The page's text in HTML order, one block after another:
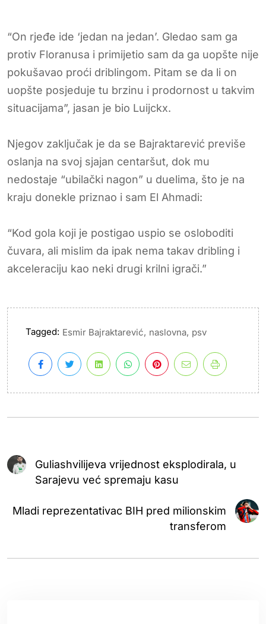
“On rjeđe ide ‘jedan na jedan’. Gledao sam ga
protiv Floranusa i primijetio sam da ga uopšte nije
pokušavao proći driblingom. Pitam se da li on
uopšte posjeduje tu brzinu i prodornost u takvim
situacijama”, jasan je bio Luijckx.
Njegov zaključak je da se Bajraktarević previše
oslanja na svoj sjajan centaršut, dok mu
nedostaje “ubilački nagon” u duelima, što je na
kraju donekle priznao i sam El Ahmadi:
“Kod gola koji je postigao uspio se osloboditi
čuvara, ali mislim da ipak nema takav dribling i
akceleraciju kao neki drugi krilni igrači.”
Tagged: Esmir Bajraktarević, naslovna, psv
Guliashvilijeva vrijednost eksplodirala, u
Sarajevu već spremaju kasu
Mladi reprezentativac BIH pred milionskim
transferom